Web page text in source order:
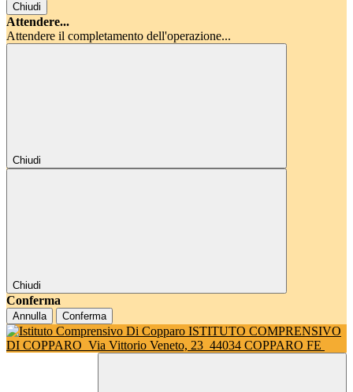
Chiudi
Attendere...
Attendere il completamento dell'operazione...
Chiudi
Chiudi
Conferma
Annulla Conferma
ISTITUTO COMPRENSIVO
DI COPPARO Via Vittorio Veneto, 23 44034 COPPARO FE